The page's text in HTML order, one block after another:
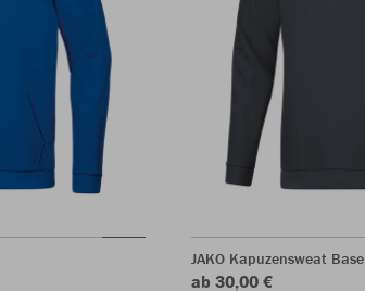
JAKO Kapuzensweat Base
ab 30,00 €